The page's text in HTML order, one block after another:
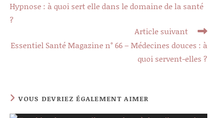
articles
Hypnose : à quoi sert elle dans le domaine de la santé
?
Article suivant
Essentiel Santé Magazine n° 66 – Médecines douces : à
quoi servent-elles ?
VOUS DEVRIEZ ÉGALEMENT AIMER